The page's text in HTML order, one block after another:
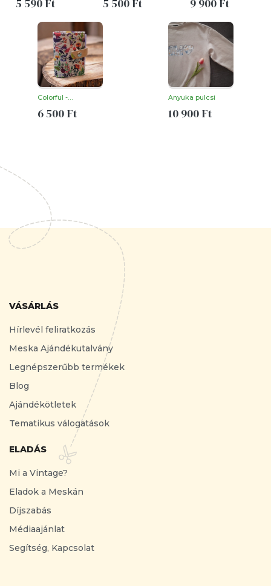
VÁSÁRLÁS
Hírlevél feliratkozás
Meska Ajándékutalvány
Legnépszerűbb termékek
Blog
Ajándékötletek
Tematikus válogatások
ELADÁS
Mi a Vintage?
Eladok a Meskán
Díjszabás
Médiaajánlat
Segítség, Kapcsolat